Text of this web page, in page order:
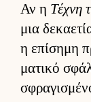
Αν η Τέχνη
μια
η επίσημη
ματικό